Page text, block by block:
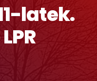
latek.